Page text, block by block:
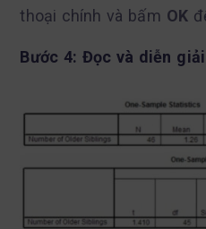
thoại chính và bấm OK
Bước 4: Đọc và diễn